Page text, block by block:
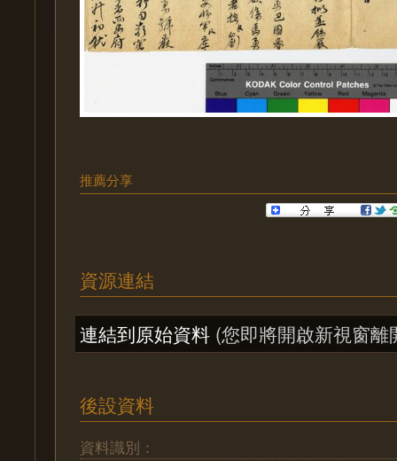
推薦分享
資源連結
連結到原始資料 (您即將開啟新視窗離
後設資料
資料識別：